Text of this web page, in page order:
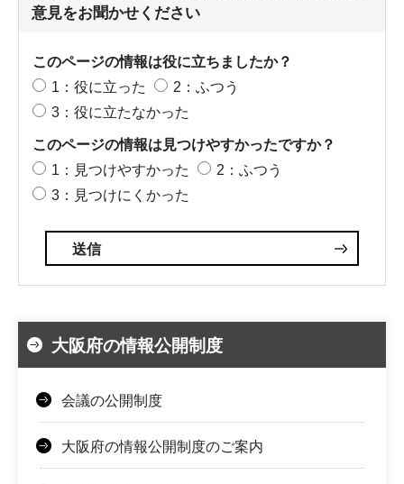
意見をお聞かせください
このページの情報は役に立ちましたか？
1：役に立った
2：ふつう
3：役に立たなかった
このページの情報は見つけやすかったですか？
1：見つけやすかった
2：ふつう
3：見つけにくかった
大阪府の情報公開制度
会議の公開制度
大阪府の情報公開制度のご案内